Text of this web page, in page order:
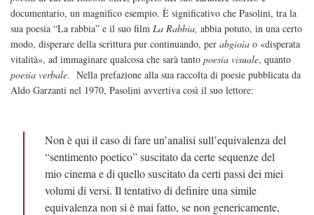
documentario, un magnifico esempio. È significativo che Pasolini, tra la
sua poesia “La rabbia” e il suo film La Rabbia, abbia potuto, in una certo
modo, disperare della scrittura pur continuando, per abgioia o «disperata
vitalità», ad immaginare qualcosa che sarà tanto poesia visuale, quanto
poesia verbale. Nella prefazione alla sua raccolta di poesie pubblicata da
Aldo Garzanti nel 1970, Pasolini avvertiva così il suo lettore:
Non è qui il caso di fare un’analisi sull’equivalenza del
“sentimento poetico” suscitato da certe sequenze del
mio cinema e di quello suscitato da certi passi dei miei
volumi di versi. Il tentativo di definire una simile
equivalenza non si è mai fatto, se non genericamente,